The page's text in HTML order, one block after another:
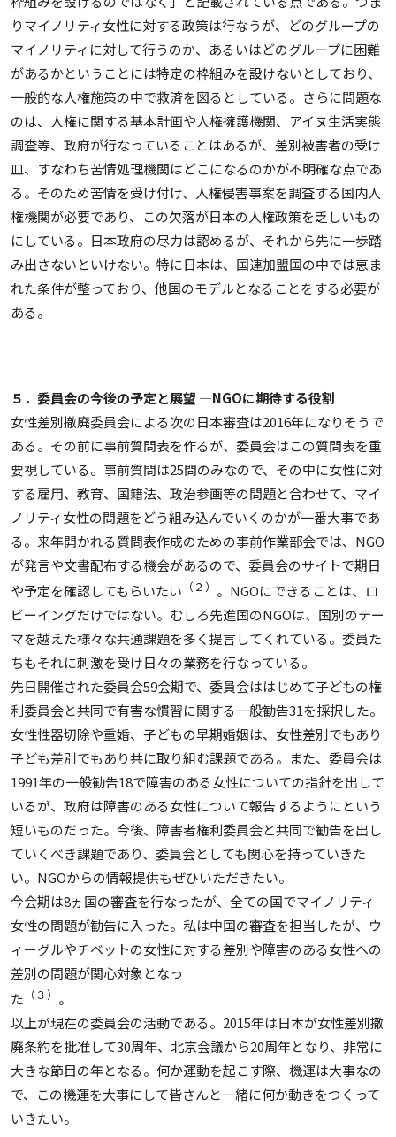
りマイノリティ女性に対する政策は行なうが、どのグループの
マイノリティに対して行うのか、あるいはどのグループに困難
があるかということには特定の枠組みを設けないとしており、
一般的な人権施策の中で救済を図るとしている。さらに問題な
のは、人権に関する基本計画や人権擁護機関、アイヌ生活実態
調査等、政府が行なっていることはあるが、差別被害者の受け
皿、すなわち苦情処理機関はどこになるのかが不明確な点であ
る。そのため苦情を受け付け、人権侵害事案を調査する国内人
権機関が必要であり、この欠落が日本の人権政策を乏しいもの
にしている。日本政府の尽力は認めるが、それから先に一歩踏
み出さないといけない。特に日本は、国連加盟国の中では恵ま
れた条件が整っており、他国のモデルとなることをする必要が
ある。
５．委員会の今後の予定と展望 ―NGOに期待する役割
女性差別撤廃委員会による次の日本審査は2016年になりそうで
ある。その前に事前質問表を作るが、委員会はこの質問表を重
要視している。事前質問は25問のみなので、その中に女性に対
する雇用、教育、国籍法、政治参画等の問題と合わせて、マイ
ノリティ女性の問題をどう組み込んでいくのかが一番大事であ
る。来年開かれる質問表作成のための事前作業部会では、NGO
が発言や文書配布する機会があるので、委員会のサイトで期日
や予定を確認してもらいたい （２） 。NGOにできることは、ロ
ビーイングだけではない。むしろ先進国のNGOは、国別のテー
マを越えた様々な共通課題を多く提言してくれている。委員た
ちもそれに刺激を受け日々の業務を行なっている。
先日開催された委員会59会期で、委員会ははじめて子どもの権
利委員会と共同で有害な慣習に関する一般勧告31を採択した。
女性性器切除や重婚、子どもの早期婚姻は、女性差別でもあり
子ども差別でもあり共に取り組む課題である。また、委員会は
1991年の一般勧告18で障害のある女性についての指針を出して
いるが、政府は障害のある女性について報告するようにという
短いものだった。今後、障害者権利委員会と共同で勧告を出し
ていくべき課題であり、委員会としても関心を持っていきた
い。NGOからの情報提供もぜひいただきたい。
今会期は8ヵ国の審査を行なったが、全ての国でマイノリティ
女性の問題が勧告に入った。私は中国の審査を担当したが、ウ
ィーグルやチベットの女性に対する差別や障害のある女性への
差別の問題が関心対象となっ
た （３） 。
以上が現在の委員会の活動である。2015年は日本が女性差別撤
廃条約を批准して30周年、北京会議から20周年となり、非常に
大きな節目の年となる。何か運動を起こす際、機運は大事なの
で、この機運を大事にして皆さんと一緒に何か動きをつくって
いきたい。